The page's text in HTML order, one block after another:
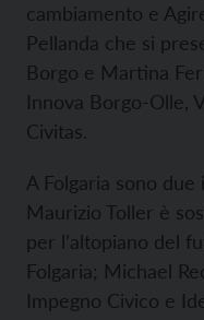
cambiamento e
Pellanda che si
Borgo e Martina
Innova Borgo-Olle,
Civitas.
A Folgaria sono
Maurizio Toller è
per l’altopiano del
Folgaria; Michael
Impegno Civico e